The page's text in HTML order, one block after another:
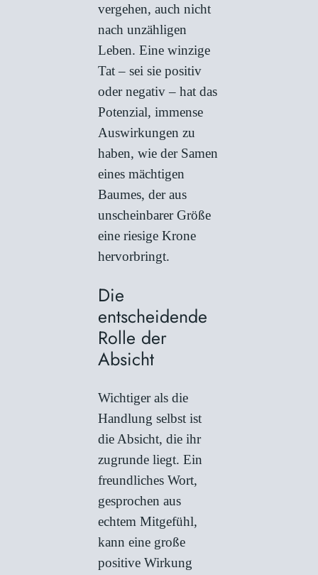
vergehen, auch nicht
nach unzähligen
Leben. Eine winzige
Tat – sei sie positiv
oder negativ – hat das
Potenzial, immense
Auswirkungen zu
haben, wie der Samen
eines mächtigen
Baumes, der aus
unscheinbarer Größe
eine riesige Krone
hervorbringt.
Die
entscheidende
Rolle der
Absicht
Wichtiger als die
Handlung selbst ist
die Absicht, die ihr
zugrunde liegt. Ein
freundliches Wort,
gesprochen aus
echtem Mitgefühl,
kann eine große
positive Wirkung